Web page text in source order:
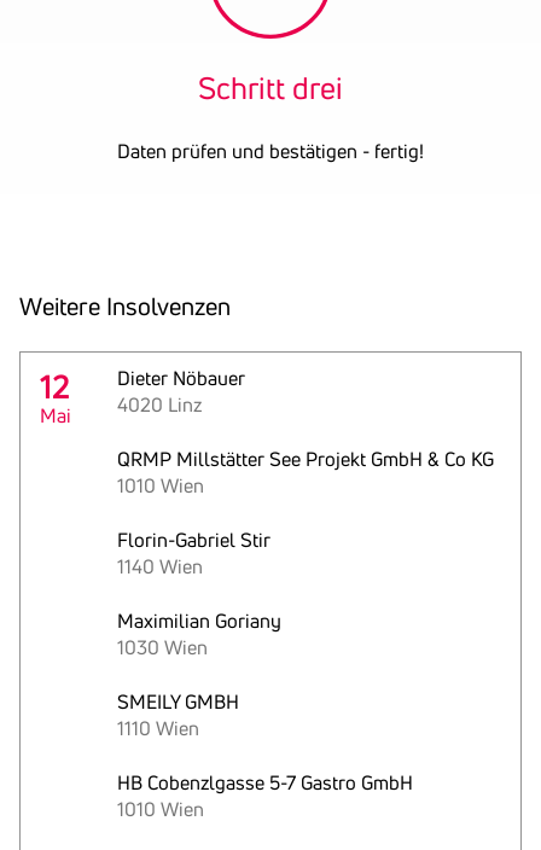
Handel und der Montage
2018
UID-Nummer
ATU73840935
Schritt drei
Daten prüfen und bestätigen - fertig!
Weitere Insol­venzen
12
Mai
Dieter Nöbauer
4020 Linz
QRMP Millstätter See Projekt GmbH & Co KG
1010 Wien
Florin-Gabriel Stir
1140 Wien
Maximilian Goriany
1030 Wien
SMEILY GMBH
1110 Wien
HB Cobenzlgasse 5-7 Gastro GmbH
1010 Wien